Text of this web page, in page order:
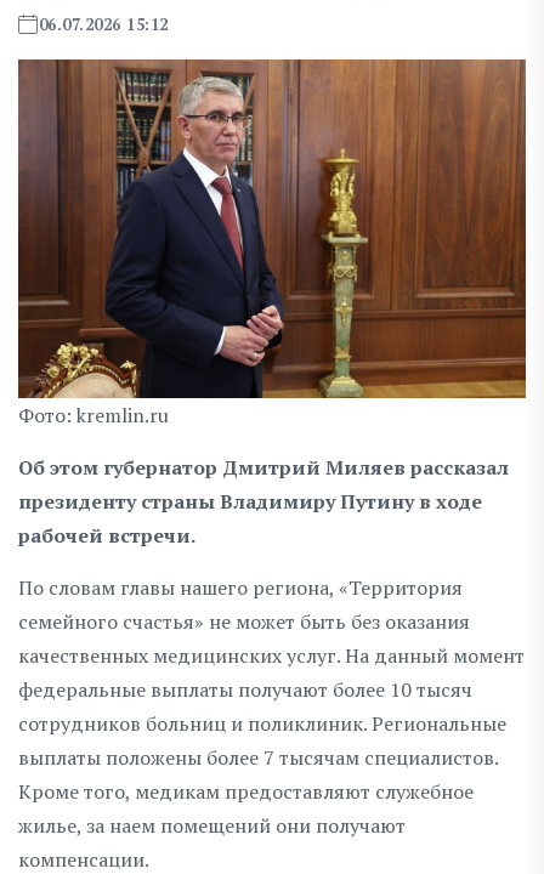
06.07.2026 15:12
Фото: kremlin.ru
Об этом губернатор Дмитрий Миляев рассказал
президенту страны Владимиру Путину в ходе
рабочей встречи.
По словам главы нашего региона, «Территория
семейного счастья» не может быть без оказания
качественных медицинских услуг. На данный момент
федеральные выплаты получают более 10 тысяч
сотрудников больниц и поликлиник. Региональные
выплаты положены более 7 тысячам специалистов.
Кроме того, медикам предоставляют служебное
жилье, за наем помещений они получают
компенсации.